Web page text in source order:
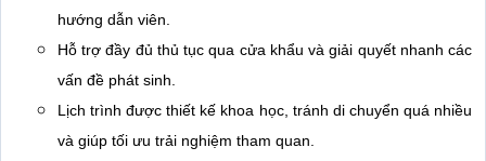
hướng dẫn viên.
Hỗ trợ đầy đủ thủ tục qua cửa khẩu và giải quyết nhanh các
vấn đề phát sinh.
Lịch trình được thiết kế khoa học, tránh di chuyển quá nhiều
và giúp tối ưu trải nghiệm tham quan.